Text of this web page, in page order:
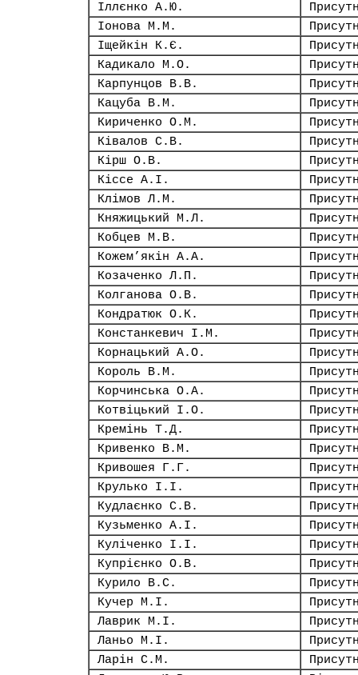
Іллєнко А.Ю.
Іонова М.М.
Іщейкін К.Є.
Кадикало М.О.
Карпунцов В.В.
Кацуба В.М.
Кириченко О.М.
Ківалов С.В.
Кірш О.В.
Кіссе А.І.
Клімов Л.М.
Княжицький М.Л.
Кобцев М.В.
Кожем’якін А.А.
Козаченко Л.П.
Колганова О.В.
Кондратюк О.К.
Констанкевич І.М.
Корнацький А.О.
Король В.М.
Корчинська О.А.
Котвіцький І.О.
Кремінь Т.Д.
Кривенко В.М.
Кривошея Г.Г.
Крулько І.І.
Кудлаєнко С.В.
Кузьменко А.І.
Куліченко І.І.
Купрієнко О.В.
Курило В.С.
Кучер М.І.
Лаврик М.І.
Ланьо М.І.
Ларін С.М.